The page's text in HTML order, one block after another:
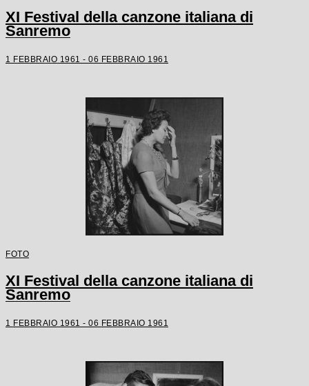
XI Festival della canzone italiana di
Sanremo
1 FEBBRAIO 1961 - 06 FEBBRAIO 1961
FOTO
XI Festival della canzone italiana di
Sanremo
1 FEBBRAIO 1961 - 06 FEBBRAIO 1961